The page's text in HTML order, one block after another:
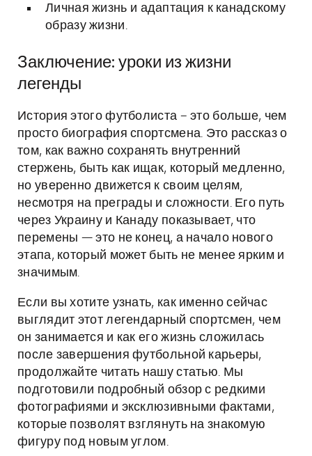
Личная жизнь и адаптация к канадскому
образу жизни.
Заключение: уроки из жизни
легенды
История этого футболиста – это больше, чем
просто биография спортсмена. Это рассказ о
том, как важно сохранять внутренний
стержень, быть как ищак, который медленно,
но уверенно движется к своим целям,
несмотря на преграды и сложности. Его путь
через Украину и Канаду показывает, что
перемены — это не конец, а начало нового
этапа, который может быть не менее ярким и
значимым.
Если вы хотите узнать, как именно сейчас
выглядит этот легендарный спортсмен, чем
он занимается и как его жизнь сложилась
после завершения футбольной карьеры,
продолжайте читать нашу статью. Мы
подготовили подробный обзор с редкими
фотографиями и эксклюзивными фактами,
которые позволят взглянуть на знакомую
фигуру под новым углом.